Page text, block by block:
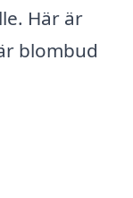
Här är
blombud